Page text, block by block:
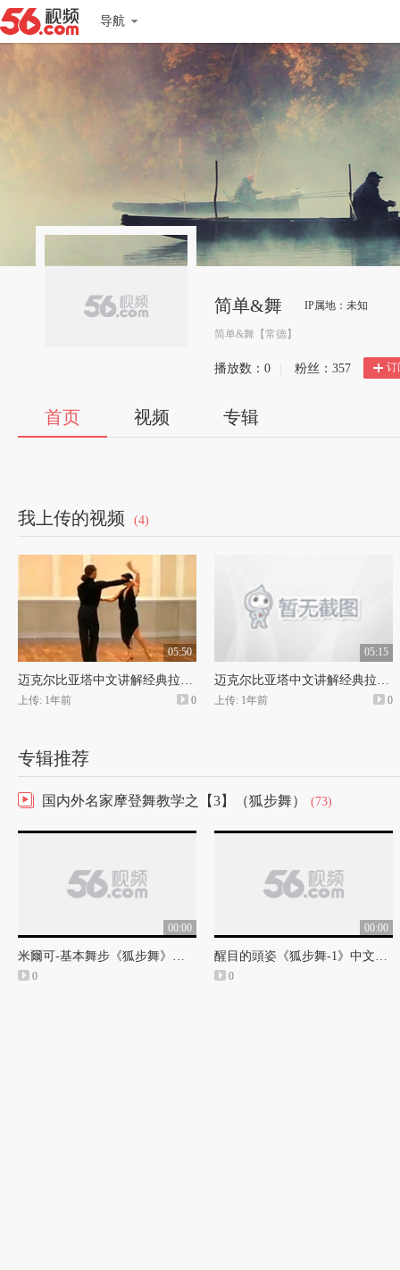
导航
简单&舞 IP属地：未知
简单&舞【常德】
播放数： 0 粉丝： 357 订
首页 视频 专辑
我上传的视频 (4)
05:50
迈克尔比亚塔中文讲解经典拉丁舞教程伦巴舞
上传: 1年前 0
05:15
迈克尔比亚塔中文讲解经典拉丁舞教程牛仔舞
上传: 1年前 0
专辑推荐
国内外名家摩登舞教学之【3】（狐步舞） (73)
00:00
米爾可-基本舞步《狐步舞》中文字幕
0
00:00
醒目的頭姿《狐步舞-1》中文字幕
0